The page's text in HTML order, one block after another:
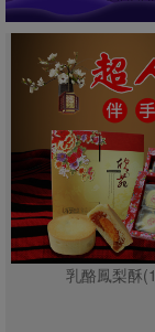
乳酪鳳梨酥